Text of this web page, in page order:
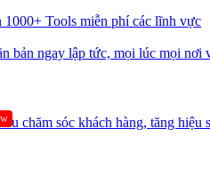
1000+ Tools miễn phí các lĩnh vực
bản ngay lập tức, mọi lúc mọi nơi
chăm sóc khách hàng, tăng hiệu